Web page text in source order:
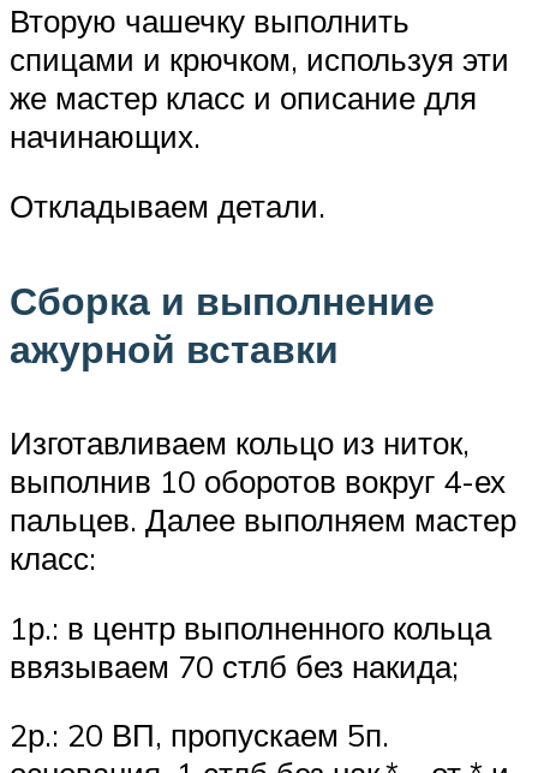
Вторую чашечку выполнить
спицами и крючком, используя эти
же мастер класс и описание для
начинающих.
Откладываем детали.
Сборка и выполнение
ажурной вставки
Изготавливаем кольцо из ниток,
выполнив 10 оборотов вокруг 4-ех
пальцев. Далее выполняем мастер
класс:
1р.: в центр выполненного кольца
ввязываем 70 стлб без накида;
2р.: 20 ВП, пропускаем 5п.